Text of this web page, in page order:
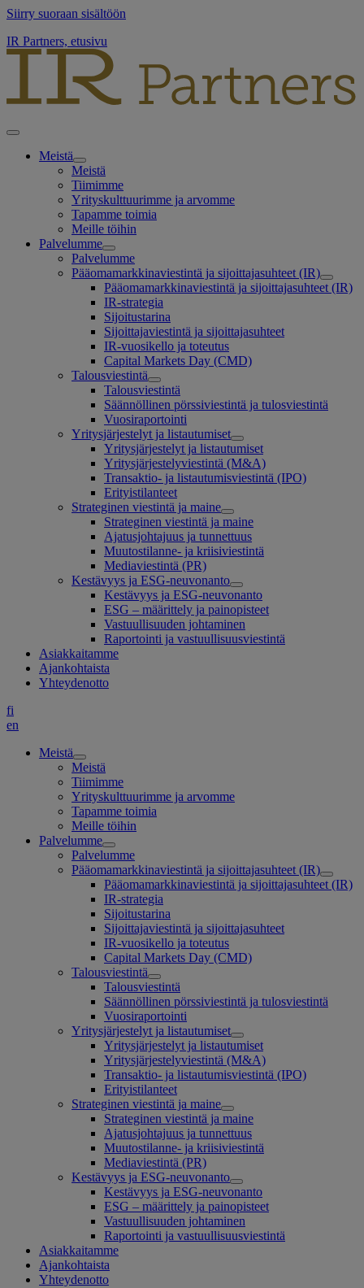
Siirry suoraan sisältöön
IR Partners, etusivu
Meistä
Meistä
Tiimimme
Yrityskulttuurimme ja arvomme
Tapamme toimia
Meille töihin
Palvelumme
Palvelumme
Pääomamarkkinaviestintä ja sijoittajasuhteet (IR)
Pääomamarkkinaviestintä ja sijoittajasuhteet (IR)
IR-strategia
Sijoitustarina
Sijoittajaviestintä ja sijoittajasuhteet
IR-vuosikello ja toteutus
Capital Markets Day (CMD)
Talousviestintä
Talousviestintä
Säännöllinen pörssiviestintä ja tulosviestintä
Vuosiraportointi
Yritysjärjestelyt ja listautumiset
Yritysjärjestelyt ja listautumiset
Yritysjärjestelyviestintä (M&A)
Transaktio- ja listautumisviestintä (IPO)
Erityistilanteet
Strateginen viestintä ja maine
Strateginen viestintä ja maine
Ajatusjohtajuus ja tunnettuus
Muutostilanne- ja kriisiviestintä
Mediaviestintä (PR)
Kestävyys ja ESG-neuvonanto
Kestävyys ja ESG-neuvonanto
ESG – määrittely ja painopisteet
Vastuullisuuden johtaminen
Raportointi ja vastuullisuusviestintä
Asiakkaitamme
Ajankohtaista
Yhteydenotto
fi
en
Meistä
Meistä
Tiimimme
Yrityskulttuurimme ja arvomme
Tapamme toimia
Meille töihin
Palvelumme
Palvelumme
Pääomamarkkinaviestintä ja sijoittajasuhteet (IR)
Pääomamarkkinaviestintä ja sijoittajasuhteet (IR)
IR-strategia
Sijoitustarina
Sijoittajaviestintä ja sijoittajasuhteet
IR-vuosikello ja toteutus
Capital Markets Day (CMD)
Talousviestintä
Talousviestintä
Säännöllinen pörssiviestintä ja tulosviestintä
Vuosiraportointi
Yritysjärjestelyt ja listautumiset
Yritysjärjestelyt ja listautumiset
Yritysjärjestelyviestintä (M&A)
Transaktio- ja listautumisviestintä (IPO)
Erityistilanteet
Strateginen viestintä ja maine
Strateginen viestintä ja maine
Ajatusjohtajuus ja tunnettuus
Muutostilanne- ja kriisiviestintä
Mediaviestintä (PR)
Kestävyys ja ESG-neuvonanto
Kestävyys ja ESG-neuvonanto
ESG – määrittely ja painopisteet
Vastuullisuuden johtaminen
Raportointi ja vastuullisuusviestintä
Asiakkaitamme
Ajankohtaista
Yhteydenotto